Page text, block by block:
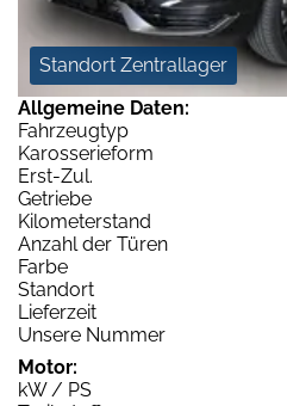
Standort Zentrallager
Allgemeine Daten:
Fahrzeugtyp
Karosserieform
Erst-Zul.
Getriebe
Kilometerstand
Anzahl der Türen
Farbe
Standort
Lieferzeit
Unsere Nummer
Motor:
kW / PS